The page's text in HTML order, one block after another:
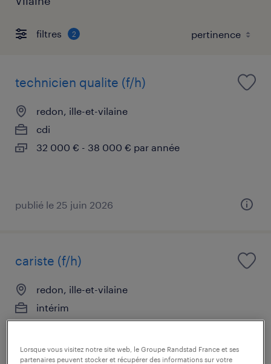
filtres 2
technicien qualite (f/h)
redon, ille-et-vilaine
cdi
32 000 € - 38 000 € par année
publié le 25 juin 2026
cariste (f/h)
redon, ille-et-vilaine
intérim
Lorsque vous visitez notre site web, le Groupe Randstad France et ses
partenaires peuvent stocker et récupérer des informations sur votre